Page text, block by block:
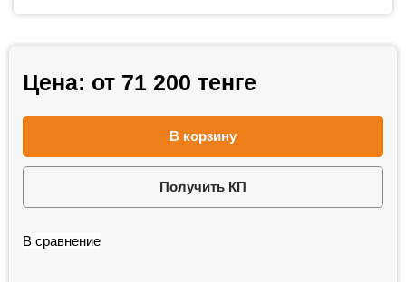
Цена: от 71 200 тенге
В корзину
Получить КП
В сравнение